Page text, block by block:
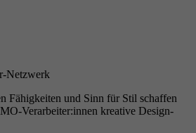
Netzwerk
Fähigkeiten und Sinn für Stil schaffen
Verarbeiter:innen kreative Design-